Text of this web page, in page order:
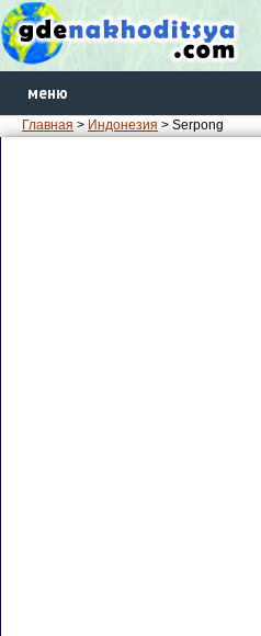
меню
Главная > Индонезия > Serpong